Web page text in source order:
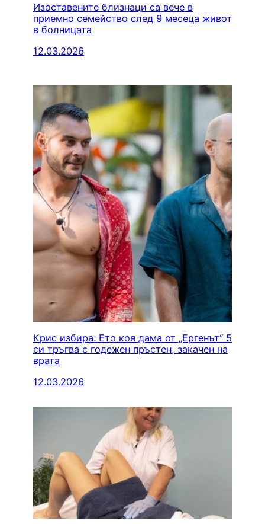
Изоставените близнаци са вече в
приемно семейство след 9 месеца живот
в болницата
12.03.2026
Крис избира: Ето коя дама от „Ергенът“ 5
си тръгва с годежен пръстен, закачен на
врата
12.03.2026